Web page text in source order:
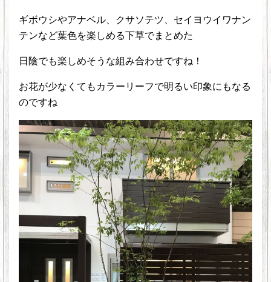
ギボウシやアナベル、クサソテツ、セイヨウイワナン
テンなど葉色を楽しめる下草でまとめた
日陰でも楽しめそうな組み合わせですね！
お花が少なくてもカラーリーフで明るい印象にもなる
のですね